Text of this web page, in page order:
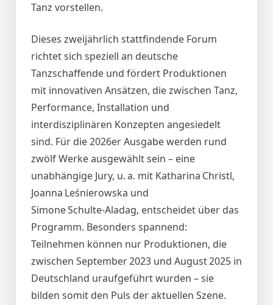
Tanz vorstellen.
Dieses zweijährlich stattfindende Forum
richtet sich speziell an deutsche
Tanzschaffende und fördert Produktionen
mit innovativen Ansätzen, die zwischen Tanz,
Performance, Installation und
interdisziplinären Konzepten angesiedelt
sind. Für die 2026er Ausgabe werden rund
zwölf Werke ausgewählt sein – eine
unabhängige Jury, u. a. mit Katharina Christl,
Joanna Leśnierowska und
Simone Schulte‑Aladag, entscheidet über das
Programm. Besonders spannend:
Teilnehmen können nur Produktionen, die
zwischen September 2023 und August 2025 in
Deutschland uraufgeführt wurden – sie
bilden somit den Puls der aktuellen Szene.